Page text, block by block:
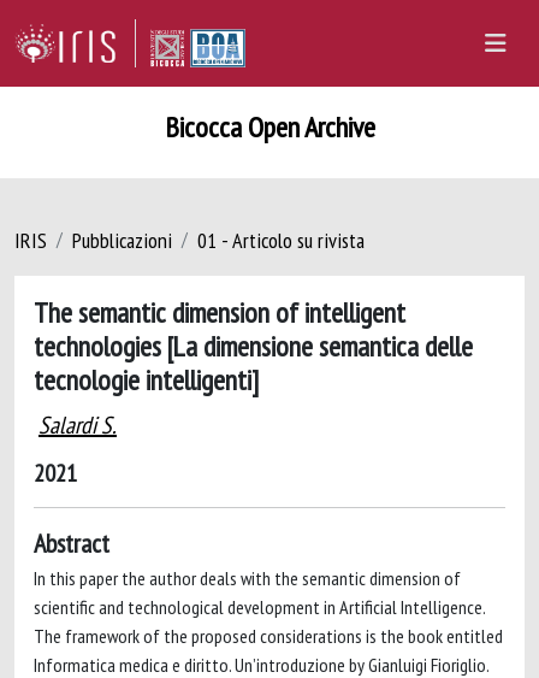
Bicocca Open Archive
IRIS Pubblicazioni 01 - Articolo su rivista
The semantic dimension of intelligent
technologies [La dimensione semantica delle
tecnologie intelligenti]
Salardi S.
2021
Abstract
In this paper the author deals with the semantic dimension of
scientific and technological development in Artificial Intelligence.
The framework of the proposed considerations is the book entitled
Informatica medica e diritto. Un’introduzione by Gianluigi Fioriglio.